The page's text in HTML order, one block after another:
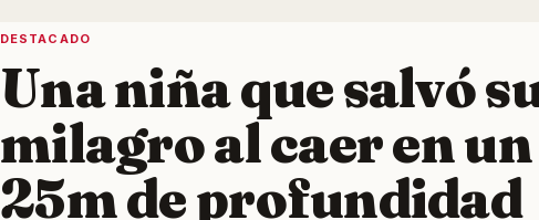
DESTACADO
Una niña que salvó
milagro al caer en un
25m de profundidad